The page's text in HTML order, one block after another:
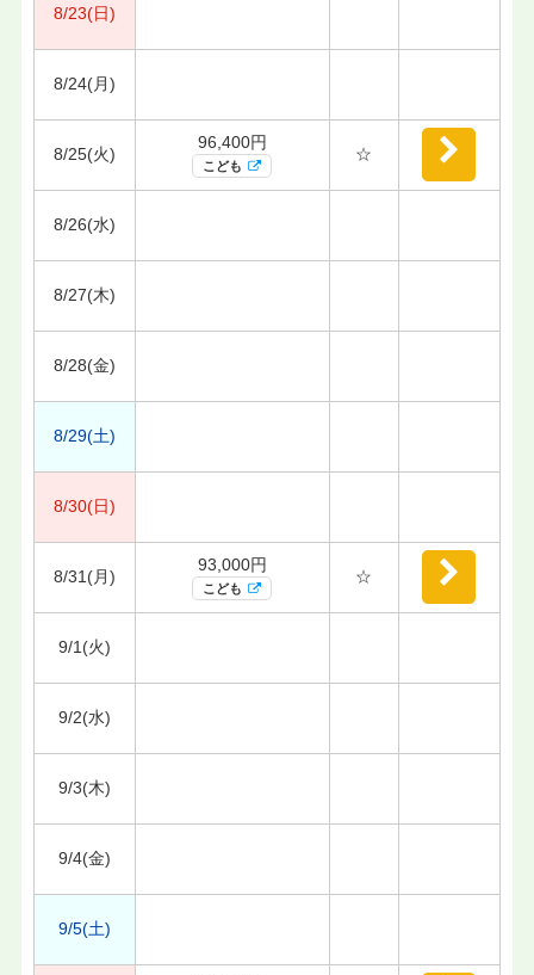
8/23(日)
8/24(月)
8/25(火)
96,400円
こども
☆
8/26(水)
8/27(木)
8/28(金)
8/29(土)
8/30(日)
8/31(月)
93,000円
こども
☆
9/1(火)
9/2(水)
9/3(木)
9/4(金)
9/5(土)